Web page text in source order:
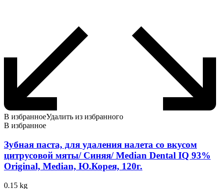
В избранноеУдалить из избранного
В избранное
Зубная паста, для удаления налета со вкусом
цитрусовой мяты/ Синяя/ Median Dental IQ 93%
Original, Median, Ю.Корея, 120г.
0.15 kg